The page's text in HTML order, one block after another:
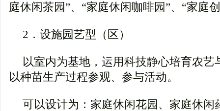
庭休闲茶园”、“家庭休闲咖啡园”、“家庭
2．设施园艺型（区）
以室内为基地，运用科技静心培育农艺
以种苗生产过程参观、参与活动。
可以设计为：家庭休闲花园、家庭休闲